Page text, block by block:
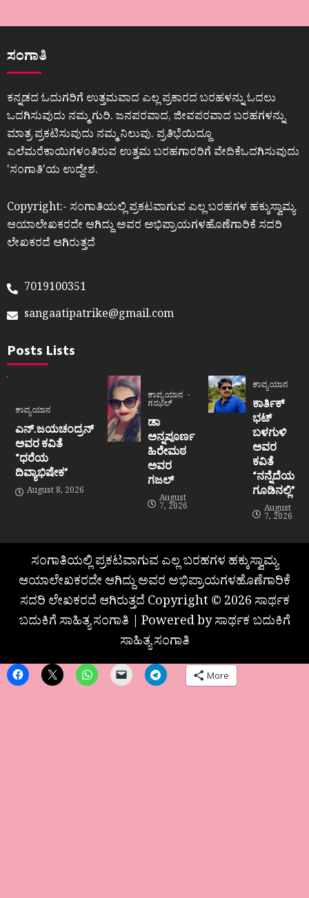
ಸಂಗಾತಿ
ಕನ್ನಡದ ಓದುಗರಿಗೆ ಉತ್ತಮವಾದ ಎಲ್ಲ ಪ್ರಕಾರದ ಬರಹಳನ್ನು ಓದಲು
ಒದಗಿಸುವುದು ನಮ್ಮ ಗುರಿ. ಜನಪರವಾದ, ಜೀವಪರವಾದ ಬರಹಗಳನ್ನು
ಮಾತ್ರ ಪ್ರಕಟಿಸುವುದು ನಮ್ಮ ನಿಲುವು. ಪ್ರತಿಭೆಯಿದ್ದೂ
ಎಲೆಮರೆಕಾಯಿಗಳಂತಿರುವ ಉತ್ತಮ ಬರಹಗಾರರಿಗೆ ವೇದಿಕೆಒದಗಿಸುವುದು
ʼಸಂಗಾತಿʼಯ ಉದ್ದೇಶ.
Copyright:- ಸಂಗಾತಿಯಲ್ಲಿ ಪ್ರಕಟವಾಗುವ ಎಲ್ಲ ಬರಹಗಳ ಹಕ್ಕುಸ್ವಾಮ್ಯ
ಆಯಾಲೇಖಕರದೇ ಆಗಿದ್ದು ಅವರ ಅಭಿಪ್ರಾಯಗಳಹೊಣೆಗಾರಿಕೆ ಸದರಿ
ಲೇಖಕರದೆ ಆಗಿರುತ್ತದೆ
7019100351
sangaatipatrike@gmail.com
Posts Lists
ಕಾವ್ಯಯಾನ
ಎನ್.ಜಯಚಂದ್ರನ್
ಅವರ ಕವಿತೆ
“ಧರೆಯ
ದಿವ್ಯಾಭಿಷೇಕ”
August 8, 2026
ಕಾವ್ಯಯಾನ
ಗಝಲ್
ಡಾ
ಅನ್ನಪೂರ್ಣ
ಹಿರೇಮಠ
ಅವರ
ಗಜಲ್
August
7, 2026
ಕಾವ್ಯಯಾನ
ಕಾರ್ತಿಕ್
ಭಟ್
ಬಳಗುಳಿ
ಅವರ
ಕವಿತೆ
“ನನ್ನೆದೆಯ
ಗೂಡಿನಲ್ಲಿ”
August
7, 2026
ಸಂಗಾತಿಯಲ್ಲಿ ಪ್ರಕಟವಾಗುವ ಎಲ್ಲ ಬರಹಗಳ ಹಕ್ಕುಸ್ವಾಮ್ಯ
ಆಯಾಲೇಖಕರದೇ ಆಗಿದ್ದು ಅವರ ಅಭಿಪ್ರಾಯಗಳಹೊಣೆಗಾರಿಕೆ
ಸದರಿ ಲೇಖಕರದೆ ಆಗಿರುತ್ತದೆ Copyright © 2026 ಸಾರ್ಥಕ
ಬದುಕಿಗೆ ಸಾಹಿತ್ಯ ಸಂಗಾತಿ | Powered by ಸಾರ್ಥಕ ಬದುಕಿಗೆ
ಸಾಹಿತ್ಯ ಸಂಗಾತಿ
More